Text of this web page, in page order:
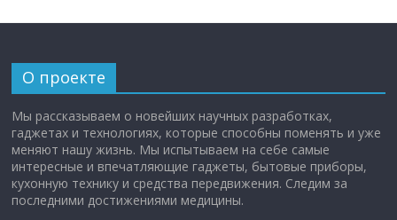
О проекте
Мы рассказываем о новейших научных разработках,
гаджетах и технологиях, которые способны поменять и уже
меняют нашу жизнь. Мы испытываем на себе самые
интересные и впечатляющие гаджеты, бытовые приборы,
кухонную технику и средства передвижения. Следим за
последними достижениями медицины.